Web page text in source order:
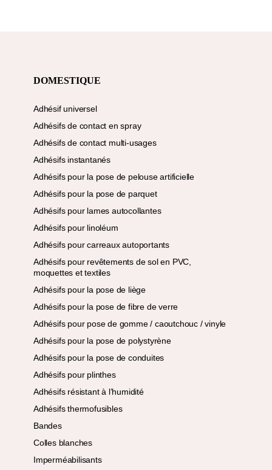
DOMESTIQUE
Adhésif universel
Adhésifs de contact en spray
Adhésifs de contact multi-usages
Adhésifs instantanés
Adhésifs pour la pose de pelouse artificielle
Adhésifs pour la pose de parquet
Adhésifs pour lames autocollantes
Adhésifs pour linoléum
Adhésifs pour carreaux autoportants
Adhésifs pour revêtements de sol en PVC,
moquettes et textiles
Adhésifs pour la pose de liège
Adhésifs pour la pose de fibre de verre
Adhésifs pour pose de gomme / caoutchouc / vinyle
Adhésifs pour la pose de polystyrène
Adhésifs pour la pose de conduites
Adhésifs pour plinthes
Adhésifs résistant à l’humidité
Adhésifs thermofusibles
Bandes
Colles blanches
Imperméabilisants